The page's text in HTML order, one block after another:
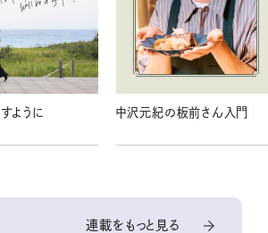
ように 中沢元紀の板前さん入門
連載をもっと見る